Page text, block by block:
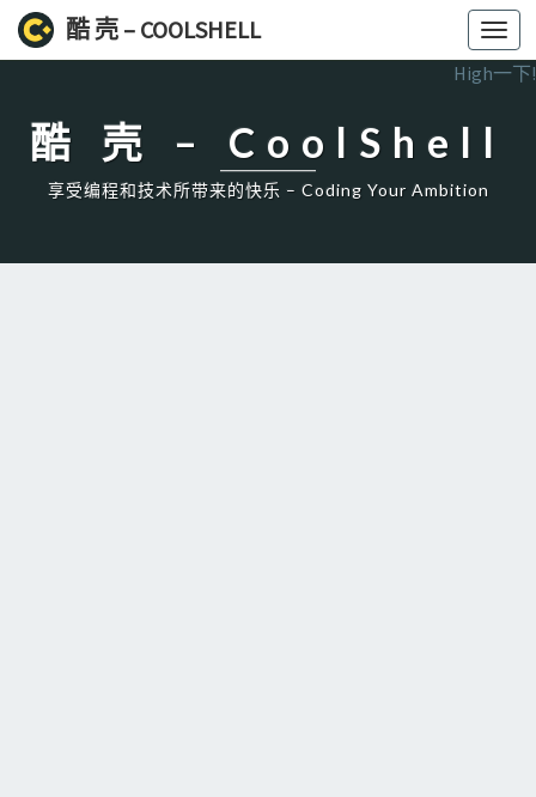
酷 壳 – COOLSHELL
High一下!
酷 壳 – CoolShell
享受编程和技术所带来的快乐 – Coding Your Ambition